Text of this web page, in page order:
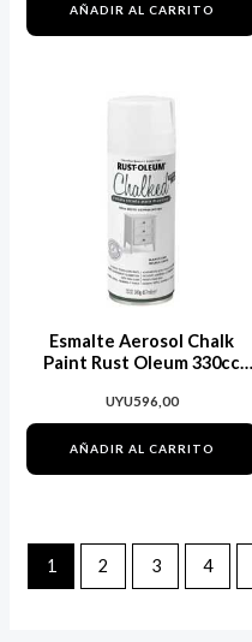
AÑADIR AL CARRITO
Esmalte Aerosol Chalk
Paint Rust Oleum 330cc
UYU596,00
AÑADIR AL CARRITO
1 2 3 4